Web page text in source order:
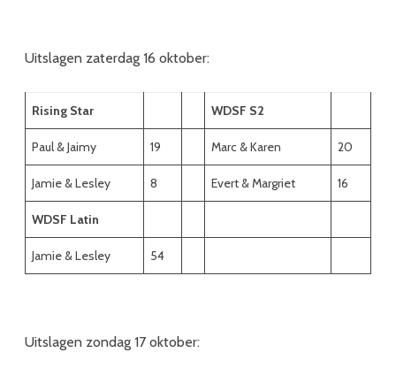
Uitslagen zaterdag 16 oktober:
Rising Star WDSF S2
Paul & Jaimy 19 Marc & Karen 20
Jamie & Lesley 8 Evert & Margriet 16
WDSF Latin
Jamie & Lesley 54
Uitslagen zondag 17 oktober: